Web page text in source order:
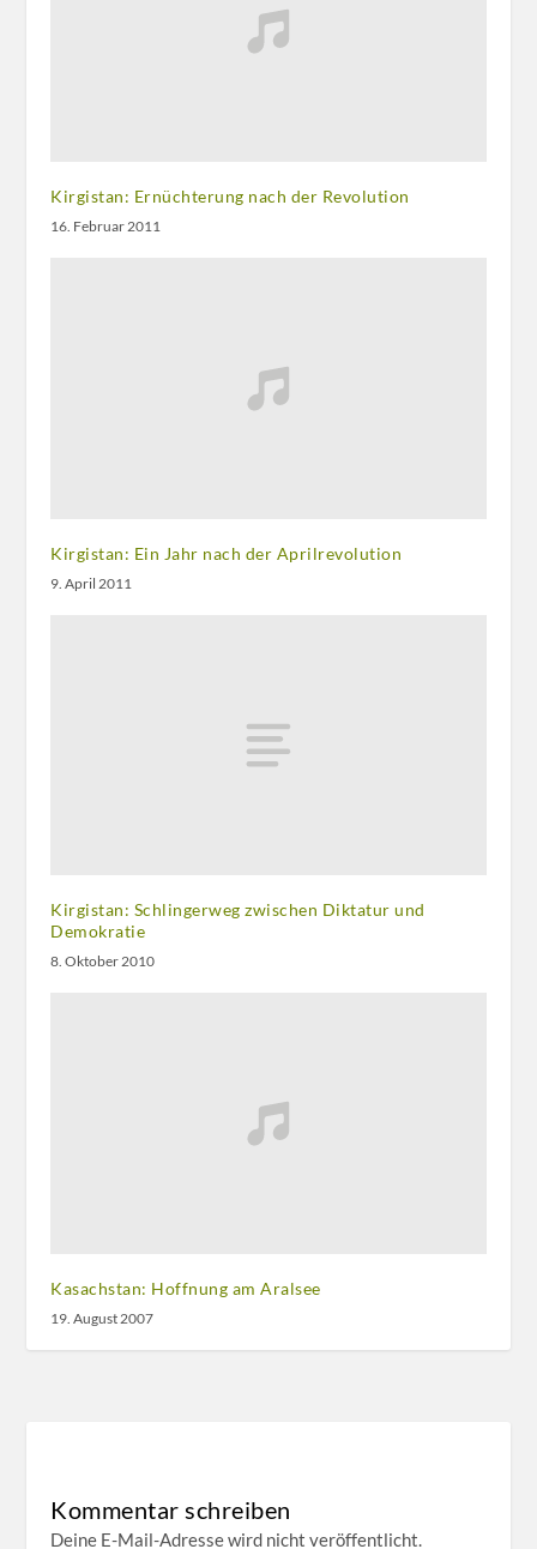
Kirgistan: Ernüchterung nach der Revolution
16. Februar 2011
Kirgistan: Ein Jahr nach der Aprilrevolution
9. April 2011
Kirgistan: Schlingerweg zwischen Diktatur und
Demokratie
8. Oktober 2010
Kasachstan: Hoffnung am Aralsee
19. August 2007
Kommentar schreiben
Deine E-Mail-Adresse wird nicht veröffentlicht.